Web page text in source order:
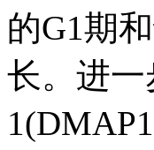
的G1期
长。进